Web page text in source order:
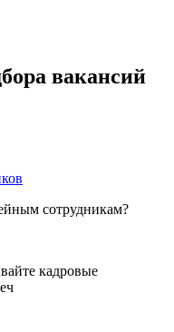
вакансий
сотрудникам?
кадровые